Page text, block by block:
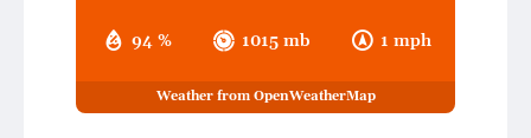
94 % 1015 mb 1 mph
Weather from OpenWeatherMap